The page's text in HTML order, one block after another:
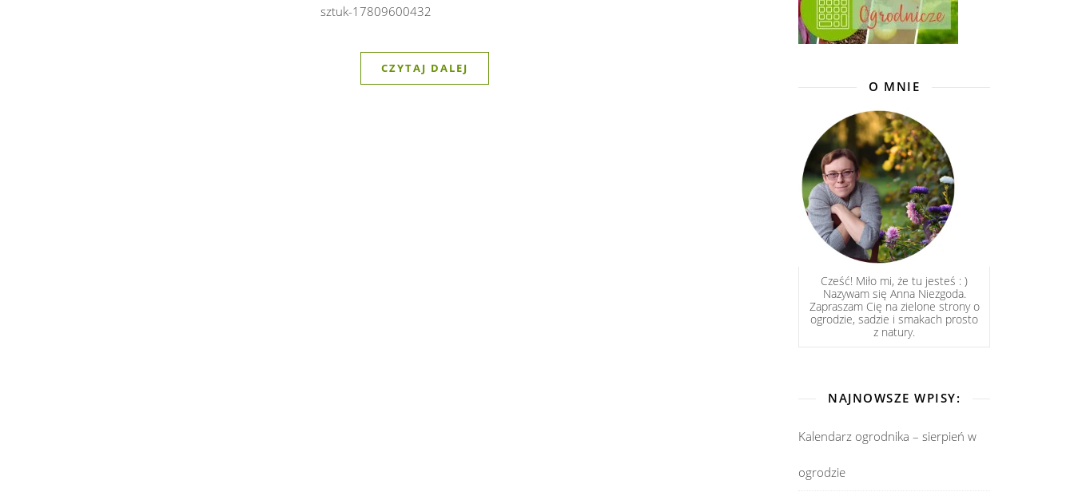
sztuk-17809600432
CZYTAJ DALEJ
O MNIE
Cześć! Miło mi, że tu jesteś : )
Nazywam się Anna Niezgoda.
Zapraszam Cię na zielone strony o
ogrodzie, sadzie i smakach prosto
z natury.
NAJNOWSZE WPISY:
Kalendarz ogrodnika – sierpień w
ogrodzie